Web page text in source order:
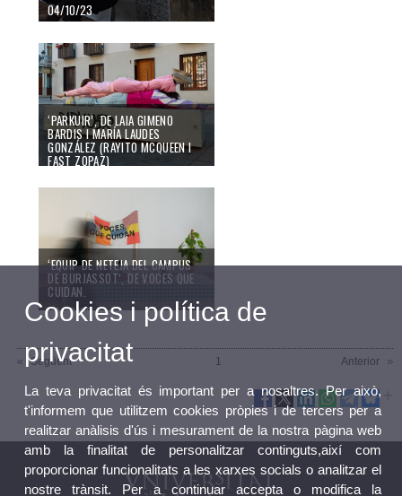
04/10/23
‘PARKUIR’, DE LAIA GIMENO
BARDIS I MARÍA LAUDES
GONZÁLEZ (RAYITO MCQUEEN I
FAST ZOPAZ)
‘EQUIP DE NETEJA DEL CAMPUS
DE BURJASSOT’, DE VOCES QUE
CUIDAN.
04/10/23
Següent Anterior
1
Cookies i política de
privacitat
La teva privacitat és important per a nosaltres. Per això,
t'informem que utilitzem cookies pròpies i de tercers per a
realitzar anàlisis d'ús i mesurament de la nostra pàgina web
amb la finalitat de personalitzar continguts,així com
proporcionar funcionalitats a les xarxes socials o analitzar el
nostre trànsit. Per a continuar accepta o modifica la